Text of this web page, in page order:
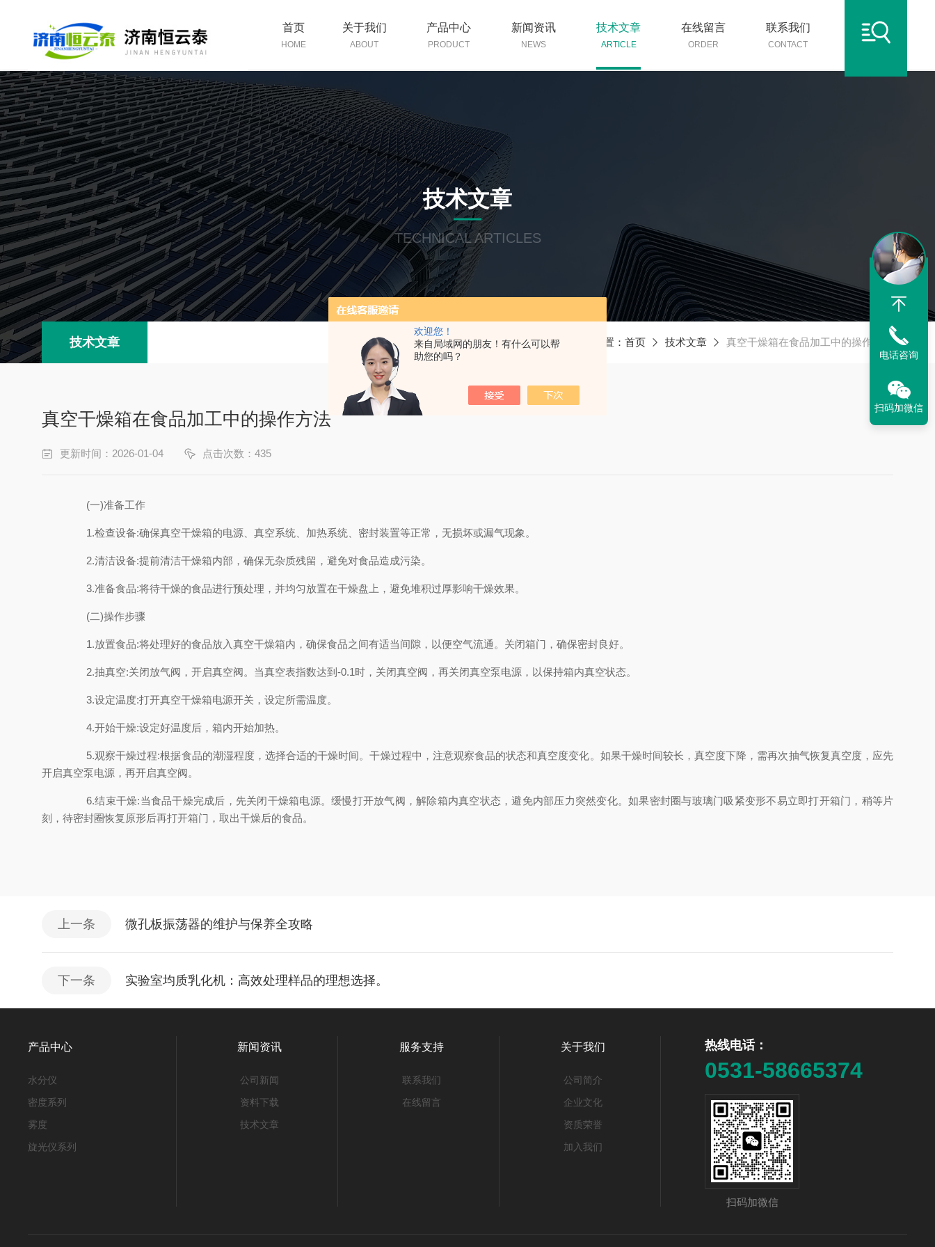
欢迎您！
来自局域网的朋友！有什么可以帮
助您的吗？
首页
HOME
关于我们
ABOUT
产品中心
PRODUCT
新闻资讯
NEWS
技术文章
ARTICLE
在线留言
ORDER
联系我们
CONTACT
技术文章
TECHNICAL ARTICLES
技术文章 当前位置： 首页 技术文章 真空干燥箱在食品加工中的操作方法
真空干燥箱在食品加工中的操作方法
更新时间：2026-01-04 点击次数：435
(一)准备工作
1.检查设备:确保真空干燥箱的电源、真空系统、加热系统、密封装置等正常，无损坏或漏气现象。
2.清洁设备:提前清洁干燥箱内部，确保无杂质残留，避免对食品造成污染。
3.准备食品:将待干燥的食品进行预处理，并均匀放置在干燥盘上，避免堆积过厚影响干燥效果。
(二)操作步骤
1.放置食品:将处理好的食品放入真空干燥箱内，确保食品之间有适当间隙，以便空气流通。关闭箱门，确保密封良好。
2.抽真空:关闭放气阀，开启真空阀。当真空表指数达到-0.1时，关闭真空阀，再关闭真空泵电源，以保持箱内真空状态。
3.设定温度:打开真空干燥箱电源开关，设定所需温度。
4.开始干燥:设定好温度后，箱内开始加热。
5.观察干燥过程:根据食品的潮湿程度，选择合适的干燥时间。干燥过程中，注意观察食品的状态和真空度变化。如果干燥时间较长，真空度下降，需再次抽气恢复真空度，应先
开启真空泵电源，再开启真空阀。
6.结束干燥:当食品干燥完成后，先关闭干燥箱电源。缓慢打开放气阀，解除箱内真空状态，避免内部压力突然变化。如果密封圈与玻璃门吸紧变形不易立即打开箱门，稍等片
刻，待密封圈恢复原形后再打开箱门，取出干燥后的食品。
上一条 微孔板振荡器的维护与保养全攻略
下一条 实验室均质乳化机：高效处理样品的理想选择。
热线电话：
0531-58665374
扫码加微信
产品中心
水分仪
密度系列
雾度
旋光仪系列
新闻资讯
公司新闻
资料下载
技术文章
服务支持
联系我们
在线留言
关于我们
公司简介
企业文化
资质荣誉
加入我们
电话咨询
扫码加微信